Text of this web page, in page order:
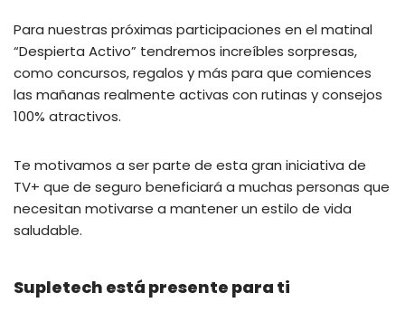
Para nuestras próximas participaciones en el matinal
“Despierta Activo” tendremos increíbles sorpresas,
como concursos, regalos y más para que comiences
las mañanas realmente activas con rutinas y consejos
100% atractivos.
Te motivamos a ser parte de esta gran iniciativa de
TV+ que de seguro beneficiará a muchas personas que
necesitan motivarse a mantener un estilo de vida
saludable.
Supletech está presente para ti